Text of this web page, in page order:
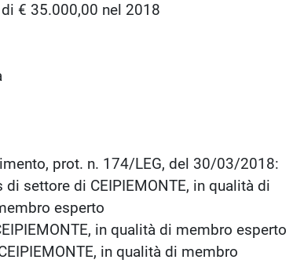
nel 2018
prot. n. 174/LEG, del 30/03/2018:
settore di CEIPIEMONTE, in qualità di
esperto
in qualità di membro esperto
in qualità di membro